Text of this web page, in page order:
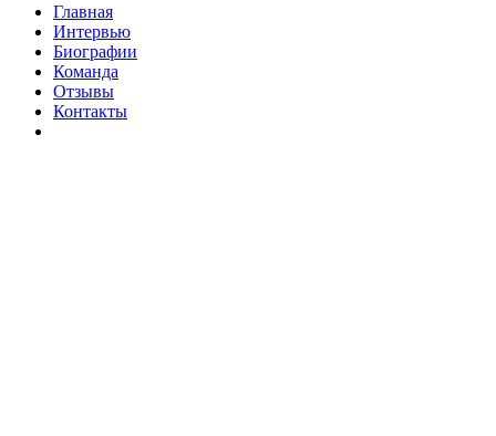
Главная
Интервью
Биографии
Команда
Отзывы
Контакты